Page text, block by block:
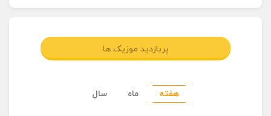
پربازدید موزیک ها
هفته ماه سال